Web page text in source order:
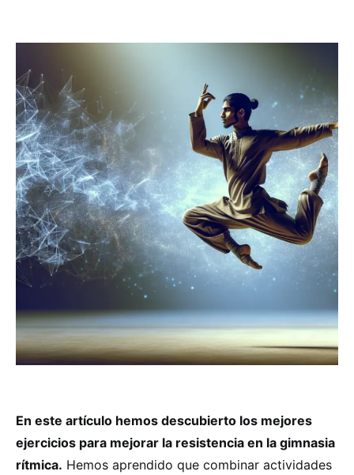
En este artículo hemos descubierto los mejores
ejercicios para mejorar la resistencia en la gimnasia
rítmica. Hemos aprendido que combinar actividades